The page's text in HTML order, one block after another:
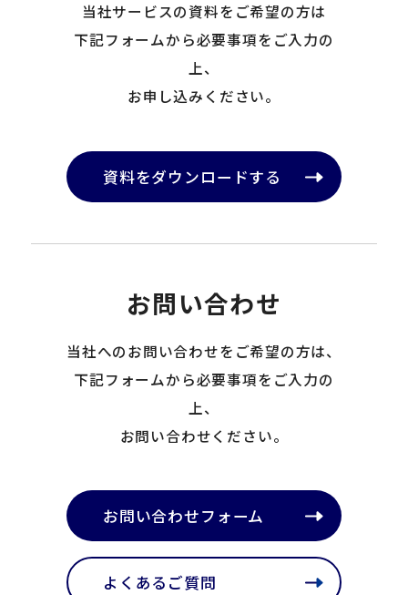
当社サービスの資料をご希望の方は
下記フォームから必要事項をご入力の
上、
お申し込みください。
資料をダウンロードする
お問い合わせ
当社へのお問い合わせをご希望の方は、
下記フォームから必要事項をご入力の
上、
お問い合わせください。
お問い合わせフォーム
よくあるご質問